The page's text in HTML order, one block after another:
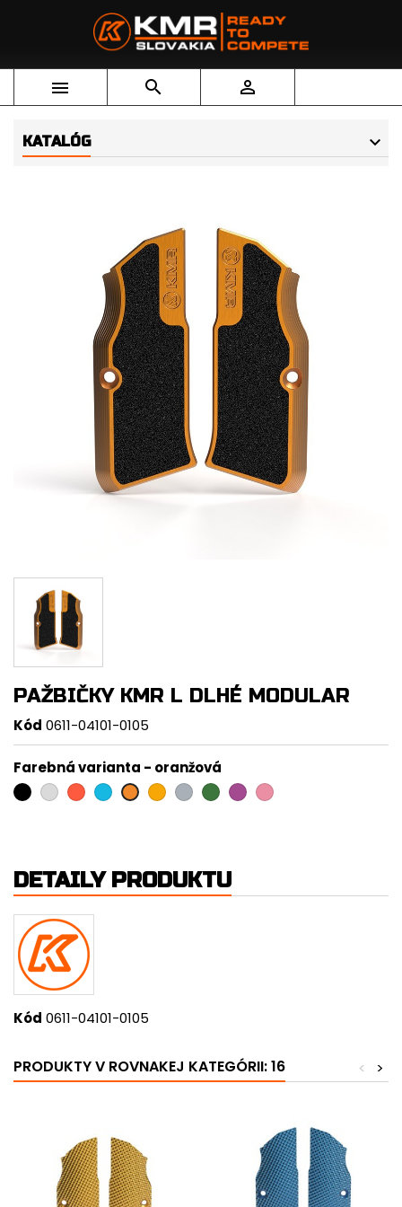
  
KATALÓG
PAŽBIČKY KMR L DLHÉ MODULAR
Kód 0611-04101-0105
Farebná varianta - oranžová
čiernastrieborná
červená
modráoranžová
zlatátitánzelenáfialováružová
DETAILY PRODUKTU
Kód 0611-04101-0105
PRODUKTY V ROVNAKEJ KATEGÓRII: 16 >
<